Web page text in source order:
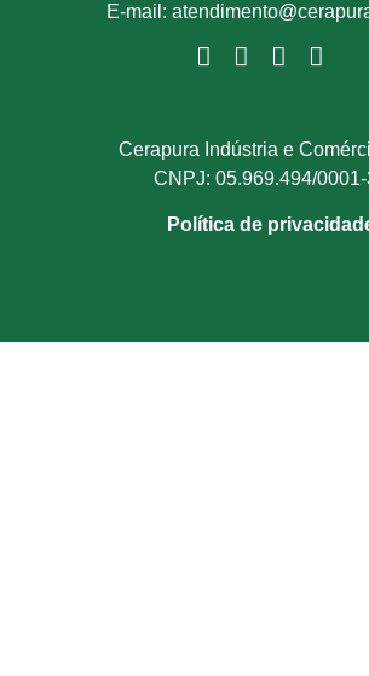
E-mail:
Cerapura Indústria e
CNPJ: 05.969.494/
Política de